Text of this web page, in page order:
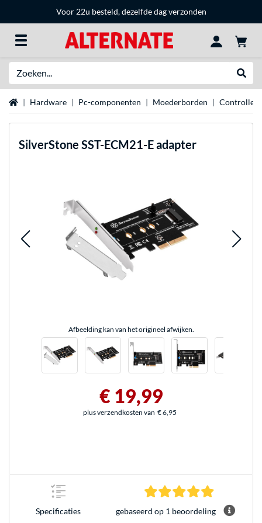
Voor 22u besteld, dezelfde dag verzonden
Home Hardware Pc-componenten Moederborden Controllers
SilverStone SST-ECM21-E adapter
Afbeelding kan van het origineel afwijken.
€ 19,99
plus verzendkosten van € 6,95
Specificaties gebaseerd op 1 beoordeling